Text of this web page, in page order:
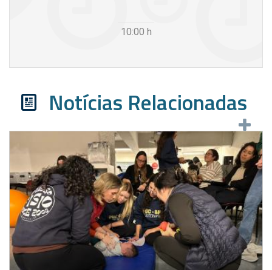
10:00 h
Notícias Relacionadas